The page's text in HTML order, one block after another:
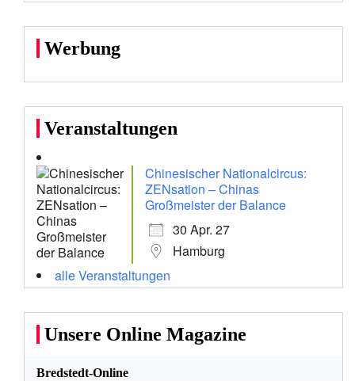
Werbung
Veranstaltungen
Chinesischer Nationalcircus:
ZENsation – Chinas
Großmeister der Balance
30 Apr. 27
Hamburg
alle Veranstaltungen
Unsere Online Magazine
Bredstedt-Online